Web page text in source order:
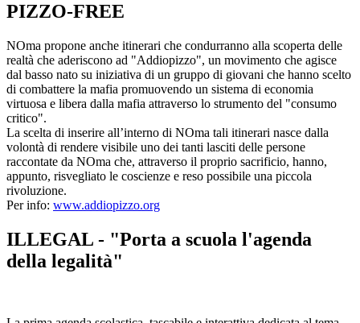
PIZZO-FREE
NOma propone anche itinerari che condurranno alla scoperta delle
realtà che aderiscono ad "Addiopizzo", un movimento che agisce
dal basso nato su iniziativa di un gruppo di giovani che hanno scelto
di combattere la mafia promuovendo un sistema di economia
virtuosa e libera dalla mafia attraverso lo strumento del "consumo
critico".
La scelta di inserire all’interno di NOma tali itinerari nasce dalla
volontà di rendere visibile uno dei tanti lasciti delle persone
raccontate da NOma che, attraverso il proprio sacrificio, hanno,
appunto, risvegliato le coscienze e reso possibile una piccola
rivoluzione.
Per info: www.addiopizzo.org
ILLEGAL - "Porta a scuola l'agenda
della legalità"